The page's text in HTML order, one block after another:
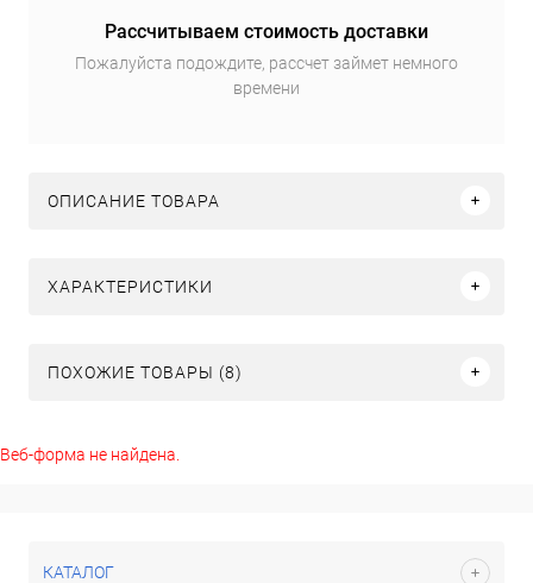
Рассчитываем стоимость доставки
Пожалуйста подождите, рассчет займет немного
времени
ОПИСАНИЕ ТОВАРА
ХАРАКТЕРИСТИКИ
ПОХОЖИЕ ТОВАРЫ (8)
Веб-форма не найдена.
КАТАЛОГ